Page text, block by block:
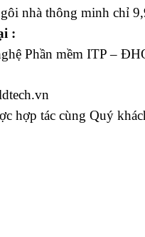
nhà thông minh chỉ
:
Phần mềm ITP –
hợp tác cùng Quý